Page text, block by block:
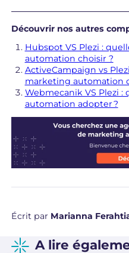
Découvrir nos autres
Hubspot VS Plezi :
automation choisir ?
ActiveCampaign vs
marketing automation
Webmecanik VS Plezi
automation adopter ?
Écrit par Marianna
A lire